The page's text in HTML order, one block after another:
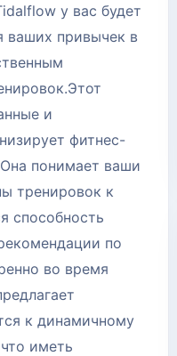
у вас будет
ваших привычек в
и
фитнес-
понимает ваши
тренировок к
способность
по
во время
к динамичному
иметь